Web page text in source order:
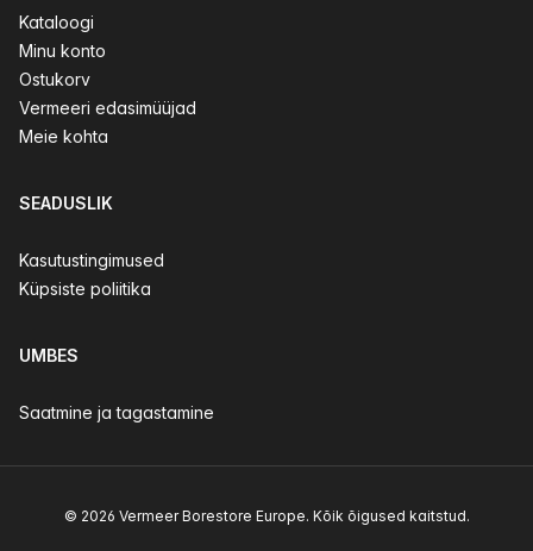
Kataloogi
Minu konto
Ostukorv
Vermeeri edasimüüjad
Meie kohta
SEADUSLIK
Kasutustingimused
Küpsiste poliitika
UMBES
Saatmine ja tagastamine
© 2026 Vermeer Borestore Europe. Kõik õigused kaitstud.